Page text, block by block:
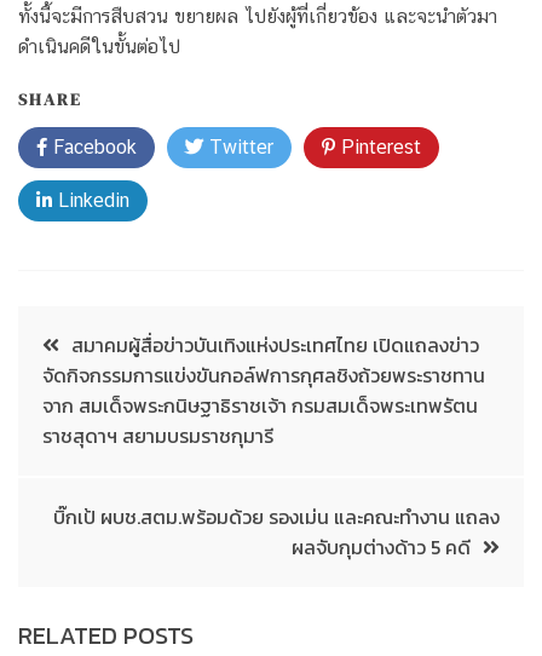
ทั้งนี้จะมีการสืบสวน ขยายผล ไปยังผู้ที่เกี่ยวข้อง และจะนำตัวมา
ดำเนินคดีในขั้นต่อไป
SHARE
Facebook Twitter Pinterest
Linkedin
สมาคมผู้สื่อข่าวบันเทิงแห่งประเทศไทย เปิดแถลงข่าว
จัดกิจกรรมการแข่งขันกอล์ฟการกุศลชิงถ้วยพระราชทาน
จาก สมเด็จพระกนิษฐาธิราชเจ้า กรมสมเด็จพระเทพรัตน
ราชสุดาฯ สยามบรมราชกุมารี
บิ๊กเป้ ผบช.สตม.พร้อมด้วย รองเม่น และคณะทำงาน แถลง
ผลจับกุมต่างด้าว 5 คดี
RELATED POSTS